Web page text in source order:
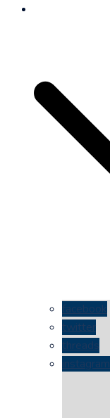
facebook
twitter
threads
instagram